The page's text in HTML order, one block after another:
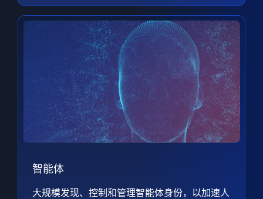
智能体
大规模发现、控制和管理智能体身份，以加速人